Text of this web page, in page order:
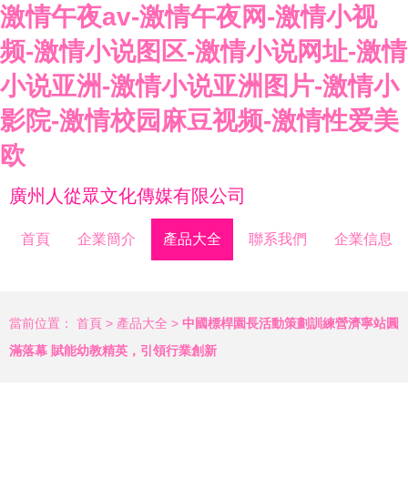
激情午夜av-激情午夜网-激情小视
频-激情小说图区-激情小说网址-激情
小说亚洲-激情小说亚洲图片-激情小
影院-激情校园麻豆视频-激情性爱美
欧
廣州人從眾文化傳媒有限公司
首頁 企業簡介 產品大全 聯系我們 企業信息
當前位置： 首頁 > 產品大全 > 中國標桿園長活動策劃訓練營濟寧站圓
滿落幕 賦能幼教精英，引領行業創新